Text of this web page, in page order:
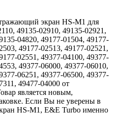
экран HS-M1 для
49135-02910, 49135-02921,
04820, 49177-01504, 49177-
49177-02513, 49177-02521,
02551, 49377-04100, 49377-
49377-06000, 49377-06010,
06251, 49377-06500, 49377-
49477-04000 от
является новым,
Если Вы не уверены в
HS-M1, E&E Turbo именно